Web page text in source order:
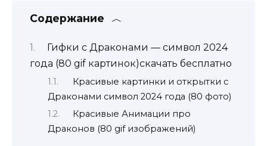
Содержание
Гифки с Драконами — символ 2024
года (80 gif картинок)скачать бесплатно
Красивые картинки и открытки с
Драконами символ 2024 года (80 фото)
Красивые Анимации про
Драконов (80 gif изображений)